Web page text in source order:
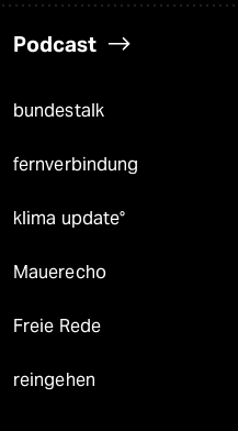
Podcast
bundestalk
fernverbindung
klima update°
Mauerecho
Freie Rede
reingehen